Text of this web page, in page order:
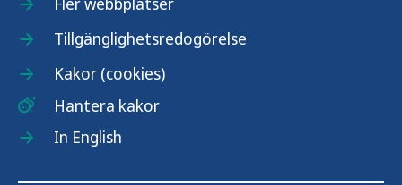
Tillgänglighetsredogörelse
Kakor (cookies)
Hantera kakor
In English